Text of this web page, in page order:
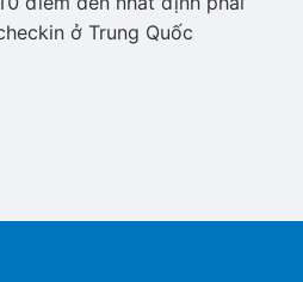
ở Trung Quốc